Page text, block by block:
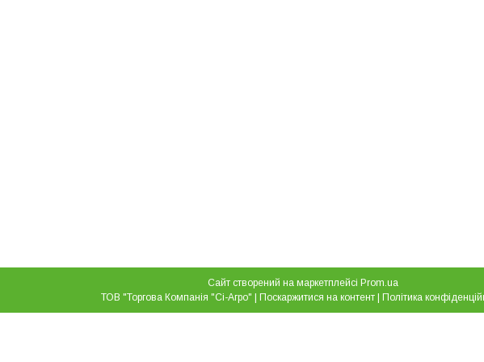
Сайт створений на маркетплейсі Prom.ua
ТОВ "Торгова Компанія "Сі-Агро" | Поскаржитися на контент | Політика